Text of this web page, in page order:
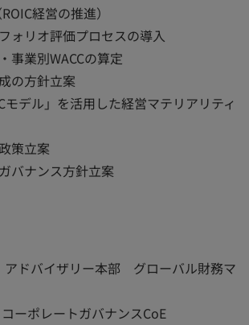
経営の推進）
ォリオ評価プロセスの導入
事業別WACCの算定
の方針立案
モデル」を活用した経営マテリアリティ
策立案
バナンス方針立案
ドバイザリー本部 グローバル財務マ
ーポレートガバナンスCoE